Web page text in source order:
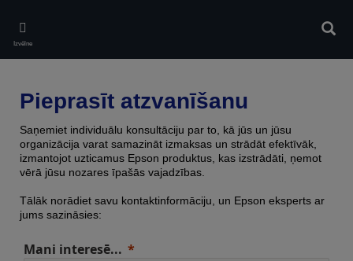
main
content
Izvēlne
Pieprasīt atzvanīšanu
Saņemiet individuālu konsultāciju par to, kā jūs un jūsu
organizācija varat samazināt izmaksas un strādāt efektīvāk,
izmantojot uzticamus Epson produktus, kas izstrādāti, ņemot
vērā jūsu nozares īpašās vajadzības.
Tālāk norādiet savu kontaktinformāciju, un Epson eksperts ar
jums sazināsies:
Mani interesē...